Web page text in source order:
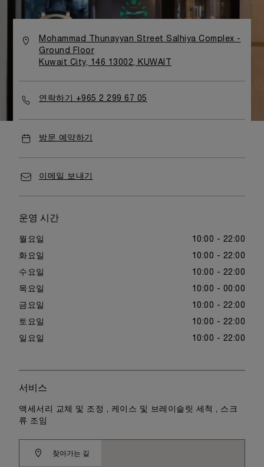
Mohammad Thunayyan Street Salhiya Complex -
Ground Floor
Kuwait City, 146 13002, KUWAIT
연락하기 +965 2 299 67 05
방문 예약하기
이메일 보내기
운영 시간
월요일 10:00 - 22:00
화요일 10:00 - 22:00
수요일 10:00 - 22:00
목요일 10:00 - 00:00
금요일 10:00 - 22:00
토요일 10:00 - 22:00
일요일 10:00 - 22:00
찾아가는 길
서비스
액세서리 교체 및 조정 , 케이스 및 브레이슬릿 세척 , 스크
류 조임